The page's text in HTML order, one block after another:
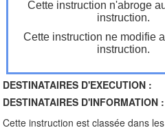
Cette instruction n'abroge
instruction.
Cette instruction ne modifie
instruction.
DESTINATAIRES D'EXECUTION :
DESTINATAIRES D'INFORMATION :
Cette instruction est classée dans